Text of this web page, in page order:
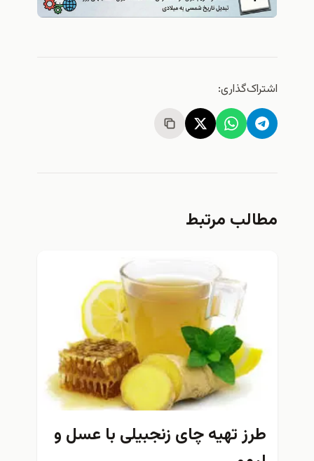
اشتراک‌گذاری:
مطالب مرتبط
طرز تهیه چای زنجبیلی با عسل و